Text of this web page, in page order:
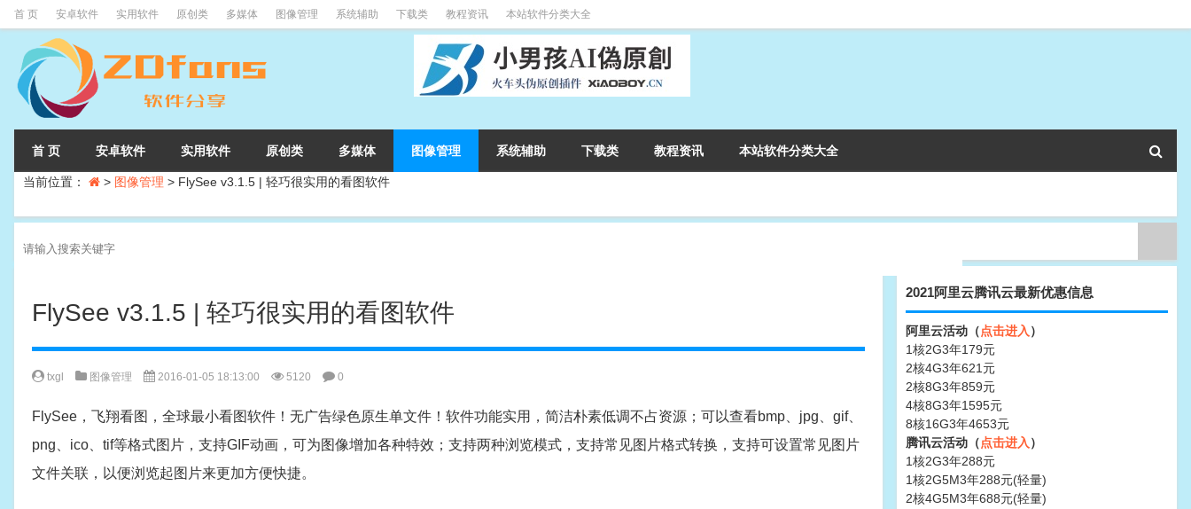
首 页 安卓软件 实用软件 原创类 多媒体 图像管理 系统辅助 下载类 教程资讯 本站软件分类大全
首 页 安卓软件 实用软件 原创类 多媒体 图像管理 系统辅助 下载类 教程资讯 本站软件分类大全
当前位置： > 图像管理 > FlySee v3.1.5 | 轻巧很实用的看图软件
FlySee v3.1.5 | 轻巧很实用的看图软件
txgl 图像管理 2016-01-05 18:13:00 5120 0
FlySee，飞翔看图，全球最小看图软件！无广告绿色原生单文件！软件功能实用，简洁朴素低调不占资源；可以查看bmp、jpg、gif、
png、ico、tif等格式图片，支持GIF动画，可为图像增加各种特效；支持两种浏览模式，支持常见图片格式转换，支持可设置常见图片
文件关联，以便浏览起图片来更加方便快捷。
2021阿里云腾讯云最新优惠信息
阿里云活动（点击进入 ）
1核2G3年179元
2核4G3年621元
2核8G3年859元
4核8G3年1595元
8核16G3年4653元
腾讯云活动（点击进入 ）
1核2G3年288元
1核2G5M3年288元(轻量)
2核4G5M3年688元(轻量)